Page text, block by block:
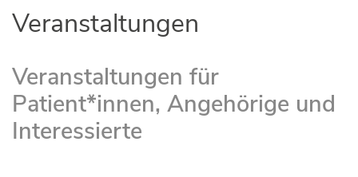
Veranstaltungen
Veranstaltungen für
Patient*innen, Angehörige und
Interessierte